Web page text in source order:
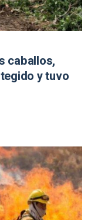
caballos,
y tuvo